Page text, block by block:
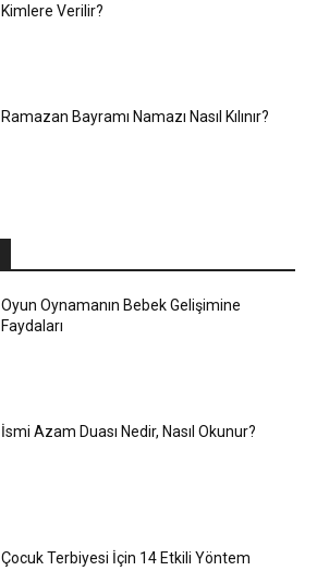
Kimlere Verilir?
Ramazan Bayramı Namazı Nasıl Kılınır?
Oyun Oynamanın Bebek Gelişimine
Faydaları
İsmi Azam Duası Nedir, Nasıl Okunur?
Çocuk Terbiyesi İçin 14 Etkili Yöntem